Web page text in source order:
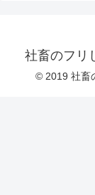
社畜のフリ
© 2019 社畜